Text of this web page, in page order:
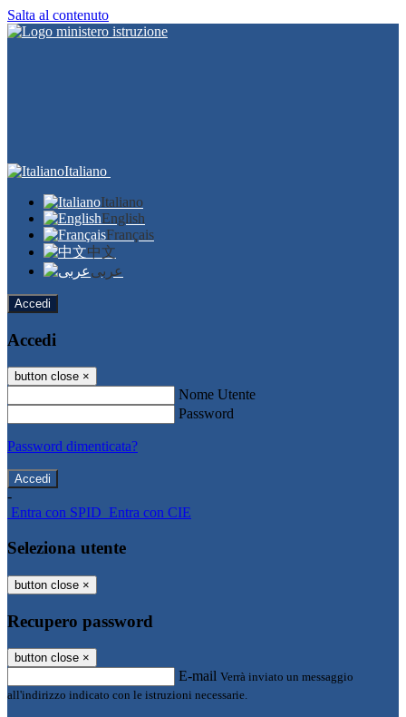
Salta al contenuto
Italiano
Italiano
English
Français
中文
عربى
Accedi
Accedi
button close ×
Nome Utente
Password
Password dimenticata?
-
Entra con SPID Entra con CIE
Seleziona utente
button close ×
Recupero password
button close ×
E-mail Verrà inviato un messaggio
all'indirizzo indicato con le istruzioni necessarie.